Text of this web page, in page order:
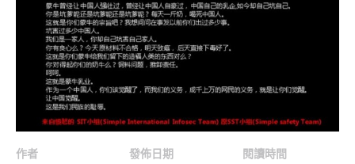
作者
發佈日期
閱讀時間